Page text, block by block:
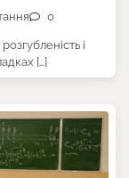
0
і
[…]